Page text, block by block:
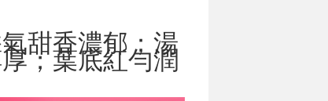
甜香濃郁；湯
；葉底紅勻潤